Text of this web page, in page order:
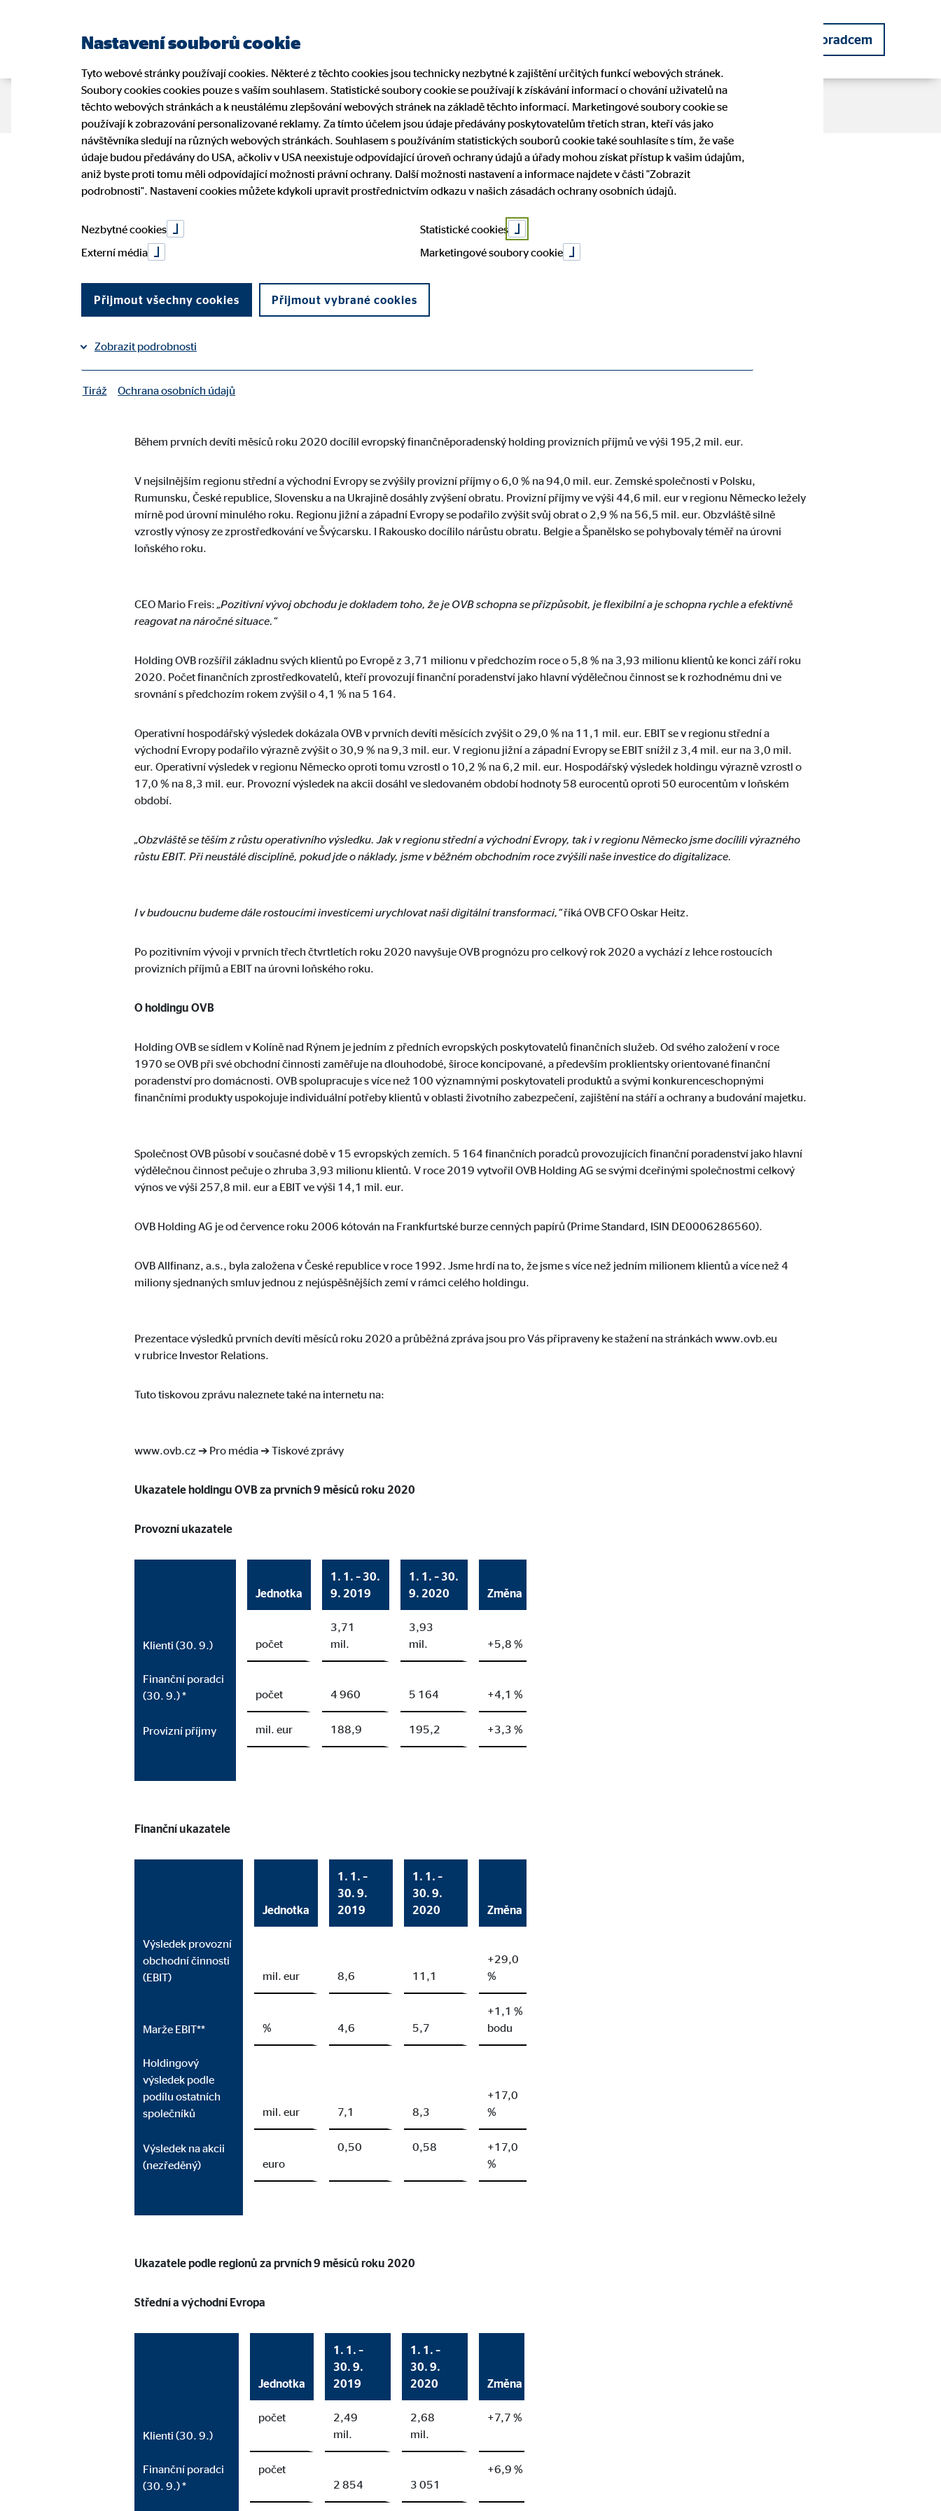
Staňte se finančním poradcem
O nás
My v Evropě Naši poradci Naši partneři CSR
Historie společnosti OVB příběhy
Finanční řešení
Náš model poradenství Zabezpečení na stáří Zdraví Zajištění příjmů
Budování majetku
Blog Servis
Naši poradci Komunikace / reklamace Právní ujednání Pobídky
Ochrana osobních údajů Etický kodex Whistleblowing
Kariéra
Výhody práce Možnosti zahájení spolupráce Kvalifikace Zájem o spolupráci
Pro média
Tiskové zprávy OVB v médiích
OVB pokračuje v pozitivním vývoji
obchodu ve třetím čtvrtletí roku 2020
25. listopadu 2020|OVB Allfinanz, a.s.
Sdílet na Facebooku
Během prvních devíti měsíců roku 2020 docílil evropský finančněporadenský holding provizních příjmů ve výši 195,2 mil. eur.
V nejsilnějším regionu střední a východní Evropy se zvýšily provizní příjmy o 6,0 % na 94,0 mil. eur. Zemské společnosti v Polsku,
Rumunsku, České republice, Slovensku a na Ukrajině dosáhly zvýšení obratu. Provizní příjmy ve výši 44,6 mil. eur v regionu Německo ležely
mírně pod úrovní minulého roku. Regionu jižní a západní Evropy se podařilo zvýšit svůj obrat o 2,9 % na 56,5 mil. eur. Obzvláště silně
vzrostly výnosy ze zprostředkování ve Švýcarsku. I Rakousko docílilo nárůstu obratu. Belgie a Španělsko se pohybovaly téměř na úrovni
loňského roku.
CEO Mario Freis: „Pozitivní vývoj obchodu je dokladem toho, že je OVB schopna se přizpůsobit, je flexibilní a je schopna rychle a efektivně
reagovat na náročné situace.“
Holding OVB rozšířil základnu svých klientů po Evropě z 3,71 milionu v předchozím roce o 5,8 % na 3,93 milionu klientů ke konci září roku
2020. Počet finančních zprostředkovatelů, kteří provozují finanční poradenství jako hlavní výdělečnou činnost se k rozhodnému dni ve
srovnání s předchozím rokem zvýšil o 4,1 % na 5 164.
Operativní hospodářský výsledek dokázala OVB v prvních devíti měsících zvýšit o 29,0 % na 11,1 mil. eur. EBIT se v regionu střední a
východní Evropy podařilo výrazně zvýšit o 30,9 % na 9,3 mil. eur. V regionu jižní a západní Evropy se EBIT snížil z 3,4 mil. eur na 3,0 mil.
eur. Operativní výsledek v regionu Německo oproti tomu vzrostl o 10,2 % na 6,2 mil. eur. Hospodářský výsledek holdingu výrazně vzrostl o
17,0 % na 8,3 mil. eur. Provozní výsledek na akcii dosáhl ve sledovaném období hodnoty 58 eurocentů oproti 50 eurocentům v loňském
období.
„Obzvláště se těším z růstu operativního výsledku. Jak v regionu střední a východní Evropy, tak i v regionu Německo jsme docílili výrazného
růstu EBIT. Při neustálé disciplíně, pokud jde o náklady, jsme v běžném obchodním roce zvýšili naše investice do digitalizace.
I v budoucnu budeme dále rostoucími investicemi urychlovat naši digitální transformaci,“říká OVB CFO Oskar Heitz.
Po pozitivním vývoji v prvních třech čtvrtletích roku 2020 navyšuje OVB prognózu pro celkový rok 2020 a vychází z lehce rostoucích
provizních příjmů a EBIT na úrovni loňského roku.
O holdingu OVB
Holding OVB se sídlem v Kolíně nad Rýnem je jedním z předních evropských poskytovatelů finančních služeb. Od svého založení v roce
1970 se OVB při své obchodní činnosti zaměřuje na dlouhodobé, široce koncipované, a především proklientsky orientované finanční
poradenství pro domácnosti. OVB spolupracuje s více než 100 významnými poskytovateli produktů a svými konkurenceschopnými
finančními produkty uspokojuje individuální potřeby klientů v oblasti životního zabezpečení, zajištění na stáří a ochrany a budování majetku.
Společnost OVB působí v současné době v 15 evropských zemích. 5 164 finančních poradců provozujících finanční poradenství jako hlavní
výdělečnou činnost pečuje o zhruba 3,93 milionu klientů. V roce 2019 vytvořil OVB Holding AG se svými dceřinými společnostmi celkový
výnos ve výši 257,8 mil. eur a EBIT ve výši 14,1 mil. eur.
OVB Holding AG je od července roku 2006 kótován na Frankfurtské burze cenných papírů (Prime Standard, ISIN DE0006286560).
OVB Allfinanz, a.s., byla založena v České republice v roce 1992. Jsme hrdí na to, že jsme s více než jedním milionem klientů a více než 4
miliony sjednaných smluv jednou z nejúspěšnějších zemí v rámci celého holdingu.
Prezentace výsledků prvních devíti měsíců roku 2020 a průběžná zpráva jsou pro Vás připraveny ke stažení na stránkách www.ovb.eu
v rubrice Investor Relations.
Tuto tiskovou zprávu naleznete také na internetu na:
www.ovb.cz ➔ Pro média ➔ Tiskové zprávy
Ukazatele holdingu OVB za prvních 9 měsíců roku 2020
Provozní ukazatele
Jednotka
1. 1. – 30.
9. 2019
1. 1. – 30.
9. 2020
Změna
Klienti (30. 9.) počet
3,71
mil.
3,93
mil.
+5,8 %
Finanční poradci
(30. 9.) *
počet 4 960 5 164 +4,1 %
Provizní příjmy mil. eur 188,9 195,2 +3,3 %
Finanční ukazatele
Jednotka
1. 1. –
30. 9.
2019
1. 1. –
30. 9.
2020
Změna
Výsledek provozní
obchodní činnosti
(EBIT)
mil. eur 8,6 11,1
+29,0
%
Marže EBIT** % 4,6 5,7
+1,1 %
bodu
Holdingový
výsledek podle
podílu ostatních
společníků
mil. eur 7,1 8,3
+17,0
%
Výsledek na akcii
(nezředěný)
euro
0,50 0,58
+17,0
%
Ukazatele podle regionů za prvních 9 měsíců roku 2020
Střední a východní Evropa
Jednotka
1. 1. –
30. 9.
2019
1. 1. –
30. 9.
2020
Změna
Klienti (30. 9.)
počet
2,49
mil.
2,68
mil.
+7,7 %
Finanční poradci
(30. 9.) *
počet
2 854
3 051
+6,9 %
Nastavení souborů cookie
Tyto webové stránky používají cookies. Některé z těchto cookies jsou technicky nezbytné k zajištění určitých funkcí webových stránek.
Soubory cookies cookies pouze s vaším souhlasem. Statistické soubory cookie se používají k získávání informací o chování uživatelů na
těchto webových stránkách a k neustálému zlepšování webových stránek na základě těchto informací. Marketingové soubory cookie se
používají k zobrazování personalizované reklamy. Za tímto účelem jsou údaje předávány poskytovatelům třetích stran, kteří vás jako
návštěvníka sledují na různých webových stránkách. Souhlasem s používáním statistických souborů cookie také souhlasíte s tím, že vaše
údaje budou předávány do USA, ačkoliv v USA neexistuje odpovídající úroveň ochrany údajů a úřady mohou získat přístup k vašim údajům,
aniž byste proti tomu měli odpovídající možnosti právní ochrany. Další možnosti nastavení a informace najdete v části "Zobrazit
podrobnosti". Nastavení cookies můžete kdykoli upravit prostřednictvím odkazu v našich zásadách ochrany osobních údajů.
Nezbytné cookies
Statistické cookies
Externí média
Marketingové soubory cookie
Přijmout všechny cookies Přijmout vybrané cookies
Zobrazit podrobnosti
Označení: fe_typo_user
TYPO3 Association
Souhlas s používáním cookies
Poskytovatel: mindshape
Řízení nastavení souhlasu
Statistické cookies
Statistické cookies shromažďují informace anonymně. Tyto informace nám pomáhají pochopit, jak návštěvníci používají naše webové stránky.
Google Analytics
Doba platnosti cookies: až 26 měsíců
Externí média
žádný manuální souhlas.
YouTube
Poskytovatel: Google Ireland Ltd.
Vkládání videí
Označení: google_maps
Doba platnosti cookies:
Adform | Empfänger: OVB, Adform A/S
Poskytovatel: Adform A/S
Marketingové soubory cookie
Marketingové soubory cookie se používají k zobrazování personalizované reklamy. Za tímto účelem jsou data předávána třetím stranám, které sledují
návštěvníky napříč webovými stránkami.
Poskytovatel: Adform A/S
2 měsíce
Tiráž Ochrana osobních údajů